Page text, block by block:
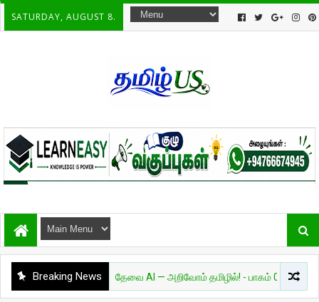
SATURDAY, AUGUST 8.
Breaking News
அறிவியல் தேவை AI — அறிவோம் தமிழில்! - பாகம் 01